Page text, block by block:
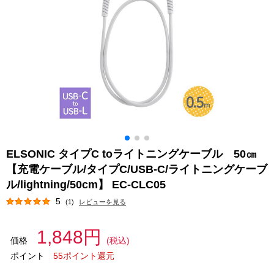
ELSONIC タイプC toライトニングケーブル 50㎝
【充電ケーブル/タイプC/USB-C/ライトニングケーブ
ル/lightning/50cm】 EC-CLC05
5 (1) レビューを見る
価格 1,848円
(税込)
ポイント
55ポイント還元